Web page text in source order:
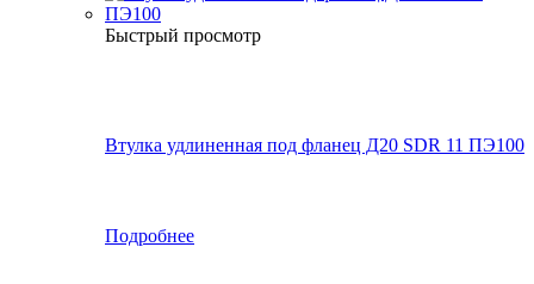
Быстрый просмотр
Втулка удлиненная под фланец Д20 SDR 11 ПЭ100
Подробнее